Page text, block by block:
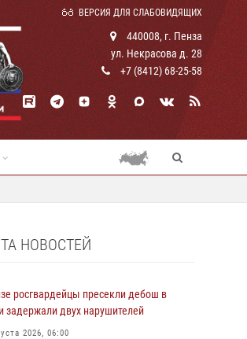
ВЕРСИЯ ДЛЯ СЛАБОВИДЯЩИХ
440008, г. Пенза
ул. Некрасова д. 28
+7 (8412) 68-25-58
НОВОСТЕЙ
росгвардейцы пресекли дебош в
задержали двух нарушителей
2026, 06:00